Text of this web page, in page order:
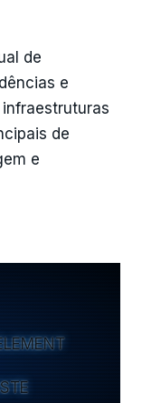
de
e
de
e